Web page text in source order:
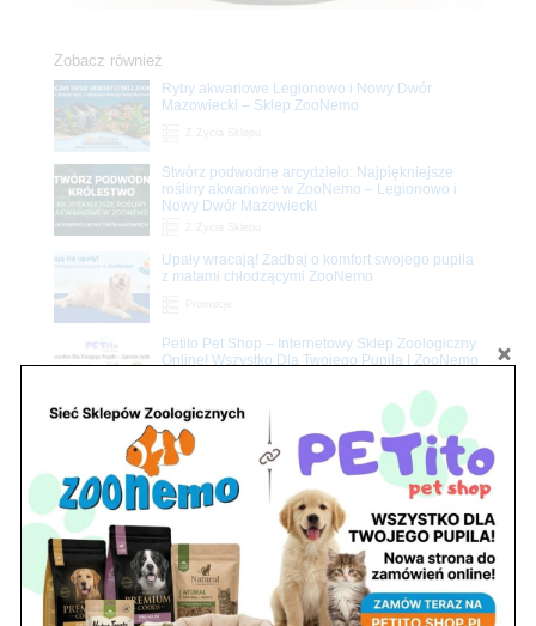
Zobacz również
Ryby akwariowe Legionowo i Nowy Dwór
Mazowiecki – Sklep ZooNemo
Stwórz podwodne arcydzieło: Najpiękniejsze
rośliny akwariowe w ZooNemo – Legionowo i
Nowy Dwór Mazowiecki
Upały wracają! Zadbaj o komfort swojego pupila
z matami chłodzącymi ZooNemo
Petito Pet Shop – Internetowy Sklep Zoologiczny
Online! Wszystko Dla Twojego Pupila | ZooNemo
Znajdź nas
Adres
05-120 Legionowo
ul. Piłsudskiego 31,
pawilon 134
tel./fax. 22 784 71 96